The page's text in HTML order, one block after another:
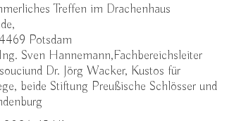
Treffen im Drachenhaus
,
Potsdam
Sven Hannemann,Fachbereichsleiter
Dr. Jörg Wacker, Kustos für
beide Stiftung Preußische Schlösser und